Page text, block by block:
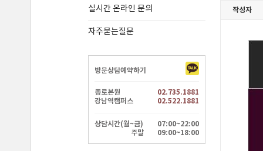
실시간 온라인 문의
자주묻는질문
방문상담예약하기
종로본원
02.735.1881
강남역캠퍼스
02.522.1881
상담시간(월~금)
07:00~22:00
주말
09:00~18:00